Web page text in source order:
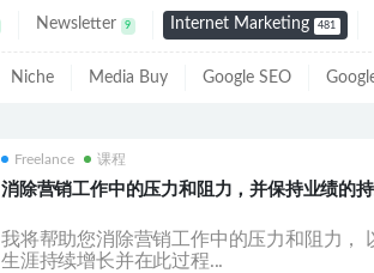
Newsletter 9 Internet Marketing 481
Niche Media Buy Google SEO
Freelance 课程
消除营销工作中的压力和阻力，并保持业绩的
我将帮助您消除营销工作中的压力和阻力，
生涯持续增长并在此过程...